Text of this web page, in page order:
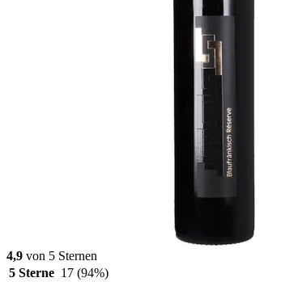
4,9 von 5 Sternen
5 Sterne 17 (94%)